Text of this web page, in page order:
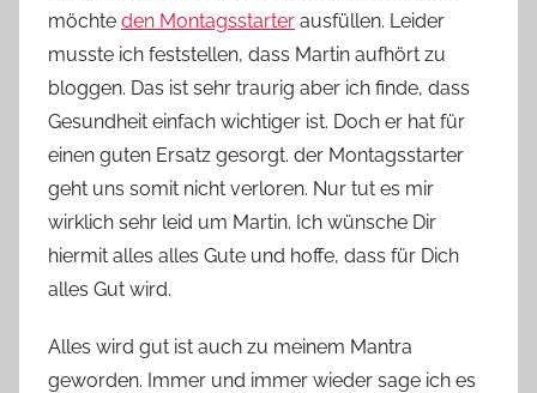
möchte den Montagsstarter ausfüllen. Leider
musste ich feststellen, dass Martin aufhört zu
bloggen. Das ist sehr traurig aber ich finde, dass
Gesundheit einfach wichtiger ist. Doch er hat für
einen guten Ersatz gesorgt. der Montagsstarter
geht uns somit nicht verloren. Nur tut es mir
wirklich sehr leid um Martin. Ich wünsche Dir
hiermit alles alles Gute und hoffe, dass für Dich
alles Gut wird.
Alles wird gut ist auch zu meinem Mantra
geworden. Immer und immer wieder sage ich es